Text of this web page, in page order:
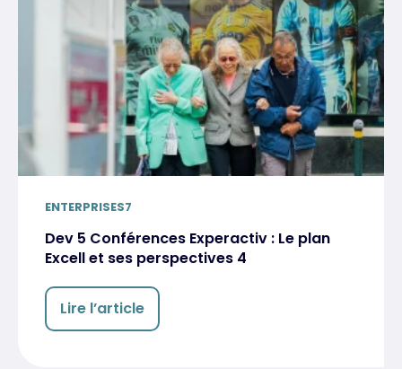
ENTERPRISES7
Dev 5 Conférences Experactiv : Le plan
Excell et ses perspectives 4
Lire l’article